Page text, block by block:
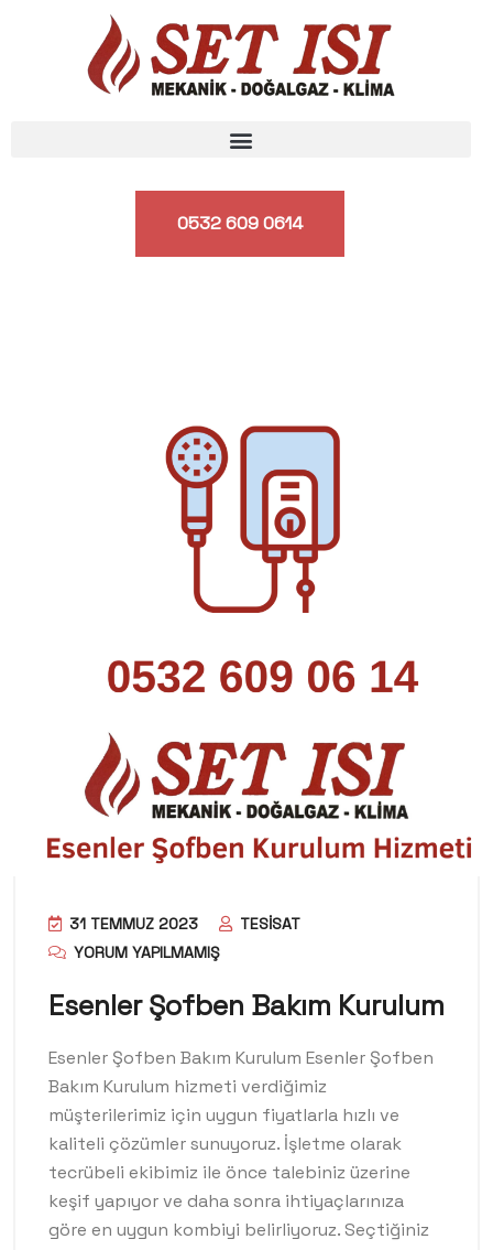
0532 609 0614
31 TEMMUZ 2023
TESISAT
YORUM YAPILMAMIŞ
Esenler Şofben Bakım Kurulum
Esenler Şofben Bakım Kurulum Esenler Şofben
Bakım Kurulum hizmeti verdiğimiz
müşterilerimiz için uygun fiyatlarla hızlı ve
kaliteli çözümler sunuyoruz. İşletme olarak
tecrübeli ekibimiz ile önce talebiniz üzerine
keşif yapıyor ve daha sonra ihtiyaçlarınıza
göre en uygun kombiyi belirliyoruz. Seçtiğiniz